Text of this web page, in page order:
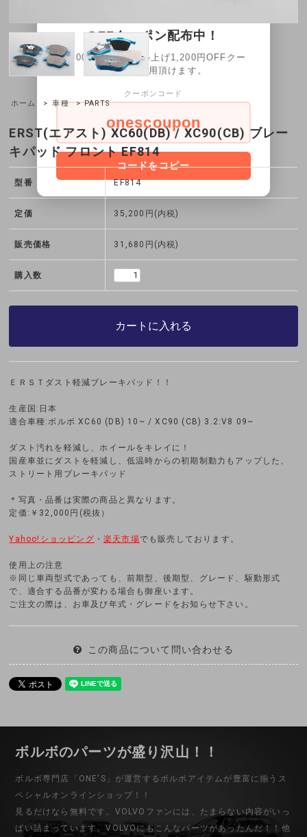
ホーム > 車種 > PARTS
ERST(エアスト) XC60(DB) / XC90(CB) ブレー
キパッド フロント EF814
型番 EF814
定価 35,200円(内税)
販売価格 31,680円(内税)
購入数
カートに入れる
ＥＲＳＴダスト軽減ブレーキパッド！！
生産国:日本
適合車種:ボルボ XC60 (DB) 10~ / XC90 (CB) 3.2:V8 09~
ダスト汚れを軽減し、ホイールをキレイに！
国産車並にダストを軽減し、低温時からの初期制動力もアップした、
ストリート用ブレーキパッド
＊写真・品番は実際の商品と異なります。
定価:￥32,000円(税抜）
Yahoo!ショッピング ・楽天市場でも販売しております。
使用上の注意
※同じ車両型式であっても、前期型、後期型、グレード、駆動形式
で、適合する品番が変わる場合も御座います。
ご注文の際は、お車及び年式・グレードをお知らせ下さい。
この商品について問い合わせる
ボルボのパーツが盛り沢山！！
ボルボ専門店「ONE'S」が運営するボルボアイテムが豊富に揃うス
ペシャルオンラインショップ！！
見るだけなら無料です。VOLVOファンには、たまらない内容がいっ
ぱい詰まっています。VOLVOにもこんなパーツがあったんだ！！他
OFFクーポン配布中！
30,000円以上お買い上げ1,200円OFFクー
ポンをご利用頂けます。
クーポンコード
onescoupon
コードをコピー